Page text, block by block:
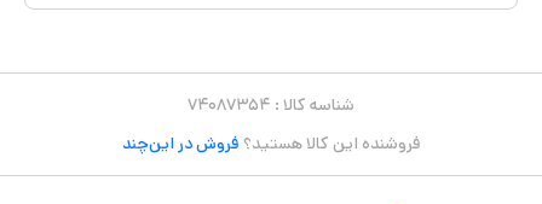
شناسه کالا : ۷۴۰۸۷۳۵۴
فروشنده این کالا هستید؟ فروش در این‌چند